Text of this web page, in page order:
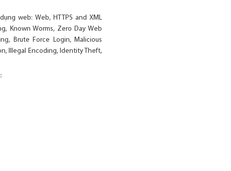
web: Web, HTTPS and XML
Known Worms, Zero Day Web
Brute Force Login, Malicious
Illegal Encoding, Identity Theft,